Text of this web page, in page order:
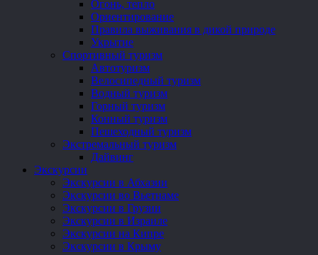
Огонь, тепло
Ориентирование
Правила выживания в дикой природе
Укрытие
Спортивный туризм
Автотуризм
Велосипедный туризм
Водный туризм
Горный туризм
Конный туризм
Пешеходный туризм
Экстремальный туризм
Дайвинг
Экскурсии
Экскурсии в Абхазии
Экскурсии во Вьетнаме
Экскурсии в Грузии
Экскурсии в Израиле
Экскурсии на Кипре
Экскурсии в Крыму